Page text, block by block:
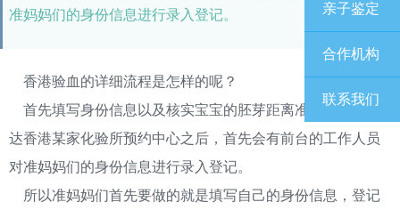
亲子鉴定
合作机构
联系我们
准妈妈们的身份信息进行录入登记。
香港验血的详细流程是怎样的呢？
首先填写身份信息以及核实宝宝的胚芽距离准妈妈们在到
达香港某家化验所预约中心之后，首先会有前台的工作人员
对准妈妈们的身份信息进行录入登记。
所以准妈妈们首先要做的就是填写自己的身份信息，登记